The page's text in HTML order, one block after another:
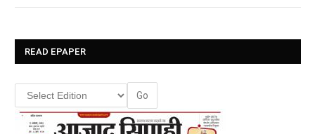
READ EPAPER